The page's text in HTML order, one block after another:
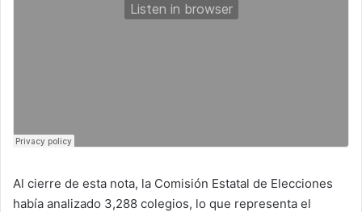
Al cierre de esta nota, la Comisión Estatal de Elecciones
había analizado 3,288 colegios, lo que representa el